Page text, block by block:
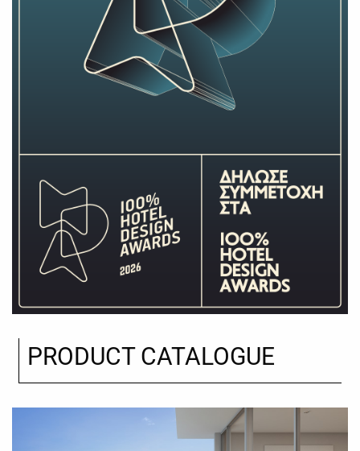
PRODUCT CATALOGUE